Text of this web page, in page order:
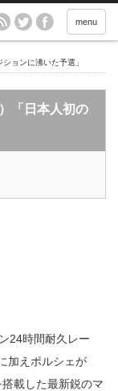
menu
ョンに沸いた予選」
「日本人初の
24時間耐久レー
加えポルシェが
載した最新鋭のマ